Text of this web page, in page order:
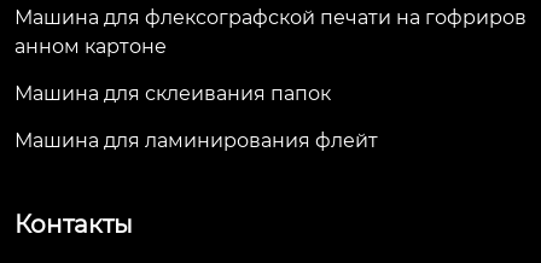
р, корзинный уклад
чик и так далее.
Машина для флексографской печати на гофриров
анном картоне
Машина для склеивания папок
Машина для ламинирования флейт
Контакты